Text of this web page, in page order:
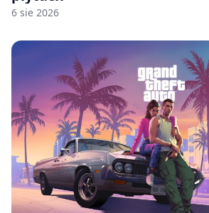
6 sie 2026